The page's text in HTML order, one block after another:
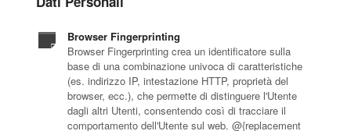
Browser Fingerprinting
Browser Fingerprinting crea un identificatore sulla
base di una combinazione univoca di caratteristiche
(es. indirizzo IP, intestazione HTTP, proprietà del
browser, ecc.), che permette di distinguere l'Utente
dagli altri Utenti, consentendo così di tracciare il
comportamento dell'Utente sul web. @{replacement